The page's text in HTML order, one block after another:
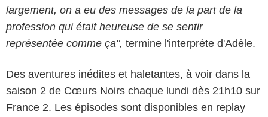
largement, on a eu des messages de la part de la
profession qui était heureuse de se sentir
représentée comme ça", termine l'interprète d'Adèle.
Des aventures inédites et haletantes, à voir dans la
saison 2 de Cœurs Noirs chaque lundi dès 21h10 sur
France 2. Les épisodes sont disponibles en replay